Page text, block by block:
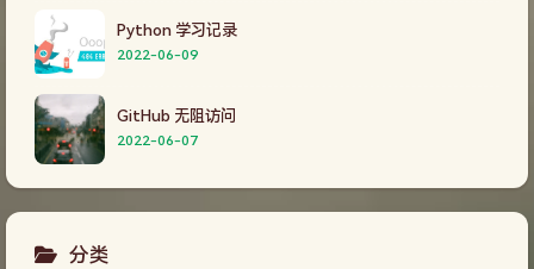
Python 学习记录
2022-06-09
GitHub 无阻访问
2022-06-07
分类